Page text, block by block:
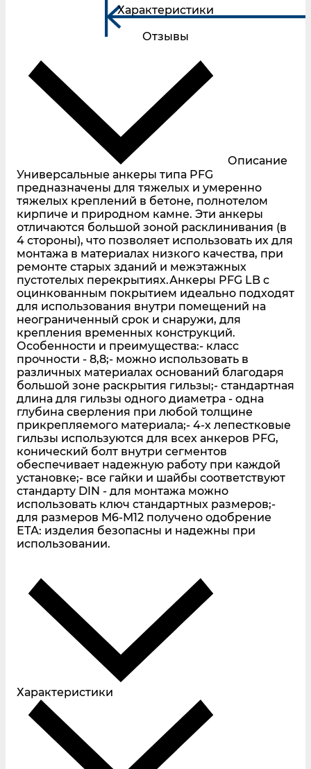
Характеристики
Отзывы
Описание
Универсальные анкеры типа PFG
предназначены для тяжелых и умеренно
тяжелых креплений в бетоне, полнотелом
кирпиче и природном камне. Эти анкеры
отличаются большой зоной расклинивания (в
4 стороны), что позволяет использовать их для
монтажа в материалах низкого качества, при
ремонте старых зданий и межэтажных
пустотелых перекрытиях.Анкеры PFG LB с
оцинкованным покрытием идеально подходят
для использования внутри помещений на
неограниченный срок и снаружи, для
крепления временных конструкций.
Особенности и преимущества:- класс
прочности - 8,8;- можно использовать в
различных материалах оснований благодаря
большой зоне раскрытия гильзы;- стандартная
длина для гильзы одного диаметра - одна
глубина сверления при любой толщине
прикрепляемого материала;- 4-х лепестковые
гильзы используются для всех анкеров PFG,
конический болт внутри сегментов
обеспечивает надежную работу при каждой
установке;- все гайки и шайбы соответствуют
стандарту DIN - для монтажа можно
использовать ключ стандартных размеров;-
для размеров М6-М12 получено одобрение
ЕТА: изделия безопасны и надежны при
использовании.
Характеристики